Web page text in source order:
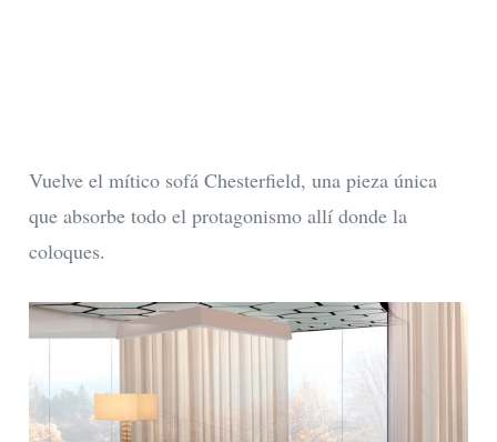
Vuelve el mítico sofá Chesterfield, una pieza única
que absorbe todo el protagonismo allí donde la
coloques.